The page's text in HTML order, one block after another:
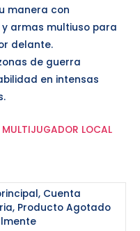
manera con
armas multiuso para
delante.
de guerra
en intensas
LOCAL
Cuenta
Producto Agotado